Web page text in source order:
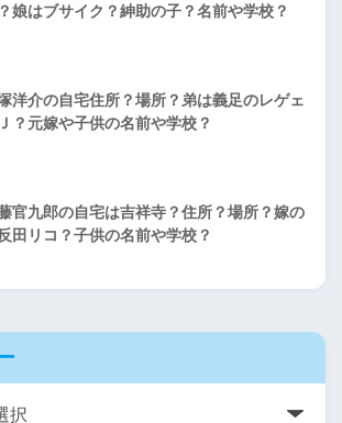
娘はブサイク？紳助の子？名前や学校？
洋介の自宅住所？場所？弟は義足のレゲェ
？元嫁や子供の名前や学校？
官九郎の自宅は吉祥寺？住所？場所？嫁の
田リコ？子供の名前や学校？